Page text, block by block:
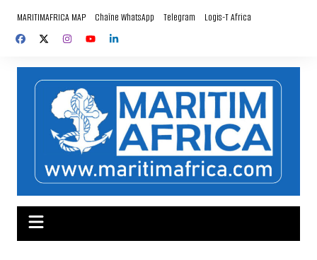
contenu
MARITIMAFRICA MAP Chaîne WhatsApp Telegram Logis-T Africa